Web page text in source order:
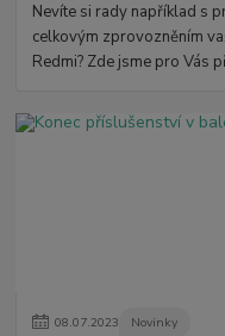
Nevíte si rady například s
celkovým zprovozněním
Redmi? Zde jsme pro Vás
08.07.2023 Novinky